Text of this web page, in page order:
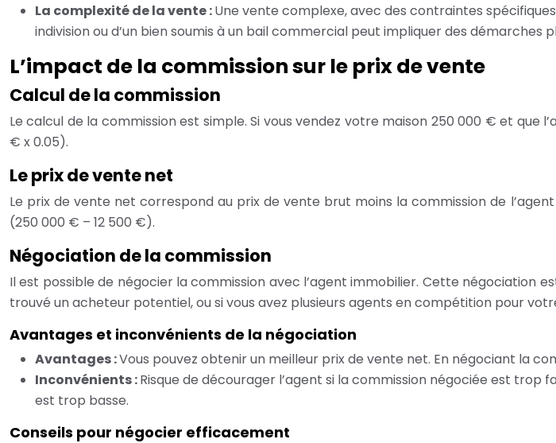
La complexité de la vente :Une vente complexe, avec des contraintes
indivision ou d’un bien soumis à un bail commercial peut impliquer des démarches
L’impact de la commission sur le prix de vente
Calcul de la commission
Le calcul de la commission est simple. Si vous vendez votre maison 250 000 € et que
€ x 0.05).
Le prix de vente net
Le prix de vente net correspond au prix de vente brut moins la commission de
(250 000 € – 12 500 €).
Négociation de la commission
Il est possible de négocier la commission avec l’agent immobilier. Cette négociation
trouvé un acheteur potentiel, ou si vous avez plusieurs agents en compétition pour
Avantages et inconvénients de la négociation
Avantages :Vous pouvez obtenir un meilleur prix de vente net. En négociant la
Inconvénients :Risque de décourager l’agent si la commission négociée est trop
est trop basse.
Conseils pour négocier efficacement